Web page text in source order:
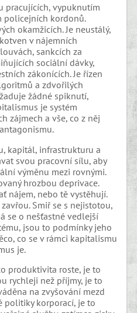
pracujících, vypuknutím
policejních kordonů.
okamžicích. Je neustálý,
v nájemních
sankcích za
sociální dávky,
zákonících. Je řízen
a zdvořilých
žádné spiknutí,
je systém
zájmech a vše, co z něj
kapitál, infrastrukturu a
svou pracovní sílu, aby
výměnu mezi rovnými.
hrozbou deprivace.
nájem, nebo tě vystěhují.
Smiř se s nejistotou,
se o nešťastné vedlejší
jsou to podmínky jeho
co se v rámci kapitalismu
je.
produktivita roste, je to
rychleji než příjmy, je to
na zvyšování mezd
politiky korporací, je to